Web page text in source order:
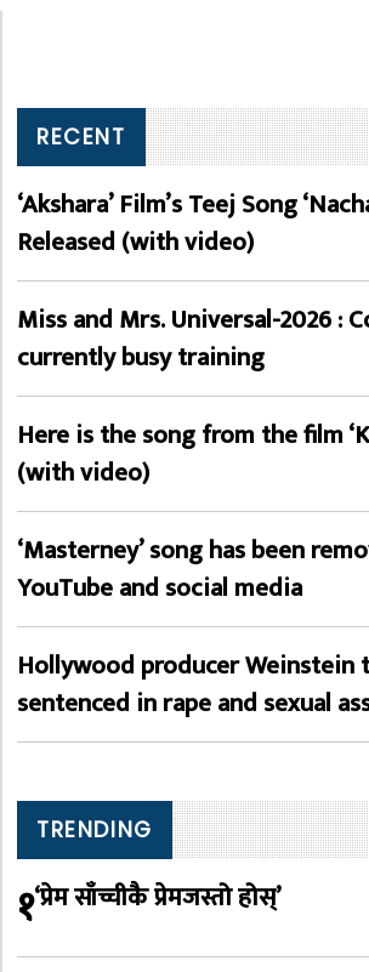
RECENT
‘Akshara’ Film’s Teej Song
Released (with video)
Miss and Mrs. Universal-2026 :
currently busy training
Here is the song from the film
(with video)
‘Masterney’ song has been
YouTube and social media
Hollywood producer Weinstein
sentenced in rape and sexual
TRENDING
१‘प्रेम साँच्चीकै प्रेमजस्तो होस्’